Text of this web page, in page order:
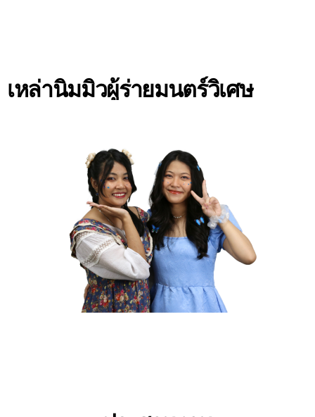
เหล่านิมมิวผู้ร่ายมนตร์วิเศษ